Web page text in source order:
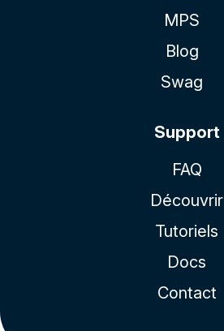
MPS
Blog
Swag
Support
FAQ
Découvrir
Tutoriels
Docs
Contact